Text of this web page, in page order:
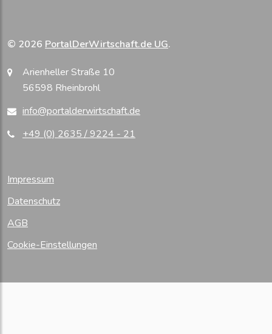
© 2026 PortalDerWirtschaft.de UG.
Arienheller Straße 10
56598 Rheinbrohl
info@portalderwirtschaft.de
+49 (0) 2635 / 9224 - 21
Impressum
Datenschutz
AGB
Cookie-Einstellungen